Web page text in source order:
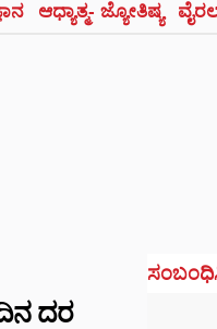
ಆಧ್ಯಾತ್ಮ- ಜ್ಯೋತಿಷ್ಯ
ದರ